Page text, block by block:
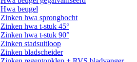
Hwa beugel
Zinken hwa sprongbocht
Zinken hwa t-stuk 45°
Zinken hwa t-stuk 90°
Zinken stadsuitloop
Zinken bladscheider